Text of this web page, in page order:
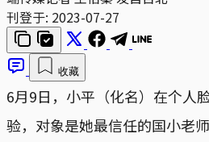
刊登于: 2023-07-27
收藏
6月9日，小平（化名）在个人
验，对象是她最信任的国小老